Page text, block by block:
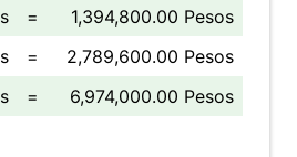
=
1,394,800.00 Pesos
=
2,789,600.00 Pesos
= 6,974,000.00 Pesos